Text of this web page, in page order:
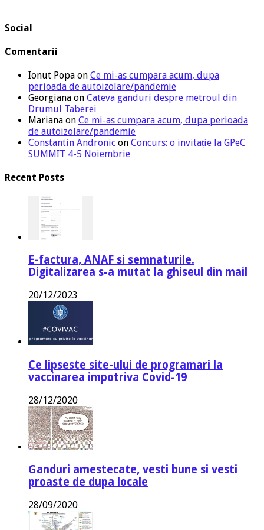
Social
Comentarii
Ionut Popa on Ce mi-as cumpara acum, dupa
perioada de autoizolare/pandemie
Georgiana on Cateva ganduri despre metroul din
Drumul Taberei
Mariana on Ce mi-as cumpara acum, dupa perioada
de autoizolare/pandemie
Constantin Andronic on Concurs: o invitație la GPeC
SUMMIT 4-5 Noiembrie
Recent Posts
E-factura, ANAF si semnaturile.
Digitalizarea s-a mutat la ghiseul din mail
20/12/2023
Ce lipseste site-ului de programari la
vaccinarea impotriva Covid-19
28/12/2020
Ganduri amestecate, vesti bune si vesti
proaste de dupa locale
28/09/2020